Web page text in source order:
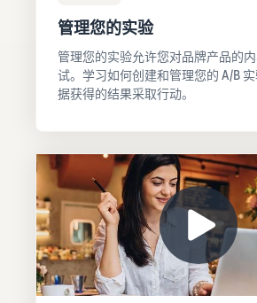
管理您的实验
管理您的实验允许您对品牌产品的
试。学习如何创建和管理您的 A/B
据获得的结果采取行动。